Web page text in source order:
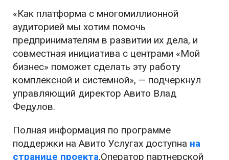
«Как платформа с многомиллионной
аудиторией мы хотим помочь
предпринимателям в развитии их дела, и
совместная инициатива с центрами «Мой
бизнес» поможет сделать эту работу
комплексной и системной», — подчеркнул
управляющий директор Авито Влад
Федулов.
Полная информация по программе
поддержки на Авито Услугах доступна на
странице проекта.Оператор партнерской